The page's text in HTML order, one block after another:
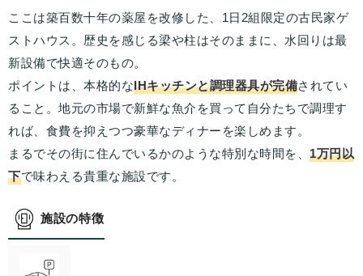
ここは築百数十年の薬屋を改修した、1日2組限定の古民家ゲ
ストハウス。歴史を感じる梁や柱はそのままに、水回りは最
新設備で快適そのもの。
ポイントは、本格的なIHキッチンと調理器具が完備されてい
ること。地元の市場で新鮮な魚介を買って自分たちで調理す
れば、食費を抑えつつ豪華なディナーを楽しめます。
まるでその街に住んでいるかのような特別な時間を、 1万円以
下で味わえる貴重な施設です。
施設の特徴